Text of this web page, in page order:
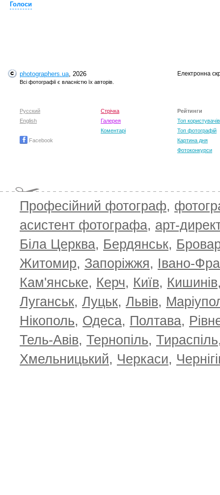
Голоси
photographers.ua, 2026
Всі фотографії є власністю їх авторів.
Електронна
Русский
English
Facebook
Стрічка
Галерея
Коментарі
Рейтинги
Топ користувачів
Топ фотографій
Картина дня
Фотоконкурси
Професійний фотограф,
асистент фотографа, арт-
Біла Церква, Бердянськ,
Житомир, Запоріжжя, Івано-
Кам'янське, Керч, Київ, Кишинів
Луганськ, Луцьк, Львів,
Нікополь, Одеса, Полтава,
Тель-Авів, Тернопіль, Тираспіль
Хмельницький, Черкаси,